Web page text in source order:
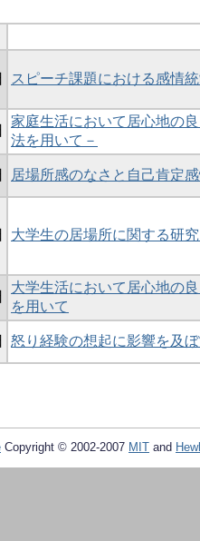
スピーチ課題における感情
家庭生活において居心地の
法を用いて－
居場所感のなさと自己肯定
大学生の居場所に関する研
大学生活において居心地の
を用いて
怒り経験の想起に影響を及
Copyright © 2002-2007 MIT and